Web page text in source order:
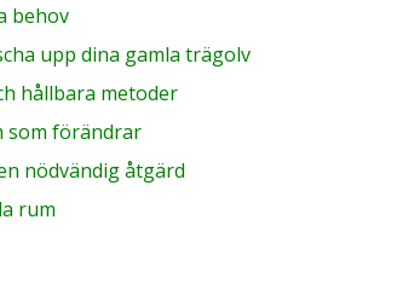
behov
upp dina gamla trägolv
hållbara metoder
som förändrar
nödvändig åtgärd
rum